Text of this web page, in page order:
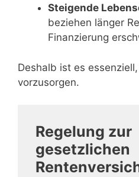
Steigende
beziehen länger
Finanzierung
Deshalb ist es
vorzusorgen.
Regelung zur
gesetzlichen